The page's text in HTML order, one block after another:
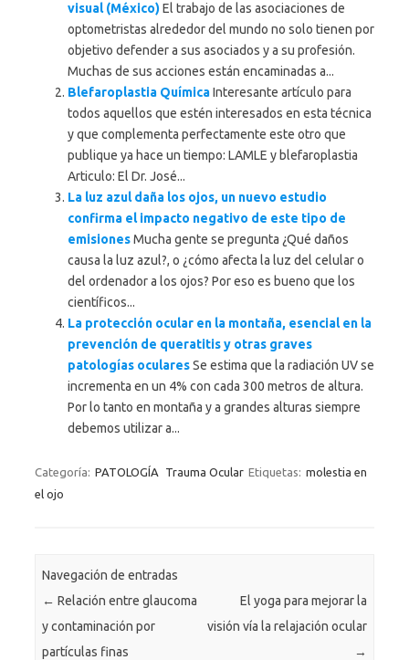
visual (México)El trabajo de las asociaciones de
optometristas alrededor del mundo no solo tienen por
objetivo defender a sus asociados y a su profesión.
Muchas de sus acciones están encaminadas a...
Blefaroplastia QuímicaInteresante artículo para
todos aquellos que estén interesados en esta técnica
y que complementa perfectamente este otro que
publique ya hace un tiempo: LAMLE y blefaroplastia
Articulo: El Dr. José...
La luz azul daña los ojos, un nuevo estudio
confirma el impacto negativo de este tipo de
emisionesMucha gente se pregunta ¿Qué daños
causa la luz azul?, o ¿cómo afecta la luz del celular o
del ordenador a los ojos? Por eso es bueno que los
científicos...
La protección ocular en la montaña, esencial en la
prevención de queratitis y otras graves
patologías ocularesSe estima que la radiación UV se
incrementa en un 4% con cada 300 metros de altura.
Por lo tanto en montaña y a grandes alturas siempre
debemos utilizar a...
Categoría: PATOLOGÍA Trauma Ocular Etiquetas: molestia en
el ojo
Navegación de entradas
← Relación entre glaucoma
y contaminación por
partículas finas
El yoga para mejorar la
visión vía la relajación ocular
→